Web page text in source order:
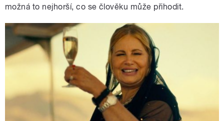
možná to nejhorší, co se člověku může přihodit.